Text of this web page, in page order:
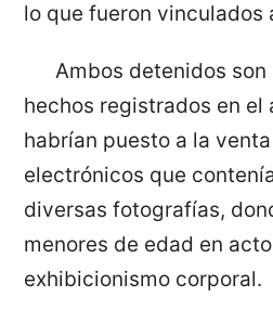
lo que fueron vinculados
Ambos detenidos
hechos registrados en el
habrían puesto a la
electrónicos que
diversas fotografías,
menores de edad en
exhibicionismo corporal.